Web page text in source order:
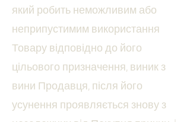
який робить неможливим або
неприпустимим використання
Товару відповідно до його
цільового призначення, виник з
вини Продавця, після його
усунення проявляється знову з